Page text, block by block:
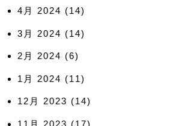
4月 2024 (14)
3月 2024 (14)
2月 2024 (6)
1月 2024 (11)
12月 2023 (14)
11月 2023 (17)